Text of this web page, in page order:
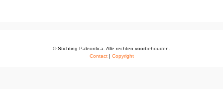
© Stichting Paleontica. Alle rechten voorbehouden.
Contact| Copyright